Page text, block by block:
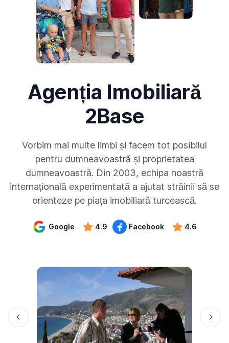
Agenția Imobiliară
2Base
Vorbim mai multe limbi și facem tot posibilul
pentru dumneavoastră și proprietatea
dumneavoastră. Din 2003, echipa noastră
internațională experimentată a ajutat străinii să se
orienteze pe piața imobiliară turcească.
Google 4.9 Facebook 4.6